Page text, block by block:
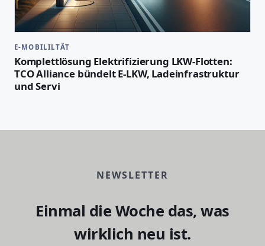
E-MOBILILTÄT
Komplettlösung Elektrifizierung LKW-Flotten:
TCO Alliance bündelt E-LKW, Ladeinfrastruktur
und Servi
NEWSLETTER
Einmal die Woche das, was
wirklich neu ist.